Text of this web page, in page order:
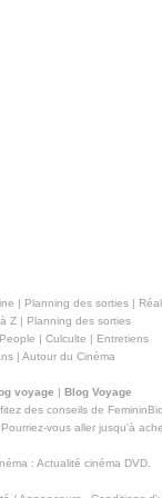
| Planning des sorties|
Z| Planning des sorties
| Culculte | Entretiens
| Autour du Cinéma
voyage | Blog Voyage
des conseils de
vous aller jusqu'à
: Actualité cinéma DVD